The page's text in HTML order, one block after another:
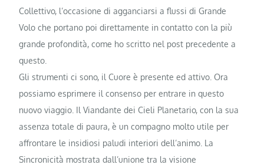
Collettivo, l’occasione di agganciarsi a flussi di Grande
Volo che portano poi direttamente in contatto con la più
grande profondità, come ho scritto nel post precedente a
questo.
Gli strumenti ci sono, il Cuore è presente ed attivo. Ora
possiamo esprimere il consenso per entrare in questo
nuovo viaggio. Il Viandante dei Cieli Planetario, con la sua
assenza totale di paura, è un compagno molto utile per
affrontare le insidiosi paludi interiori dell’animo. La
Sincronicità mostrata dall’unione tra la visione